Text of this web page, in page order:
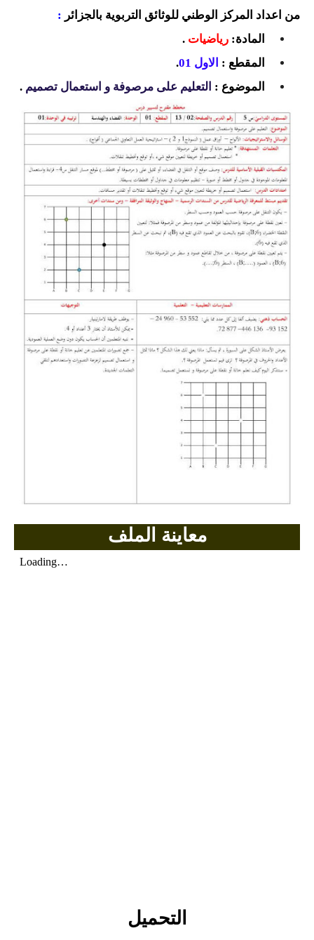
السنة الرابعة متوسط
محفظة الأستاذ
بنك مذكرات الاستاذ
بنك التوزيعات الشهرية
دفاتر استاذ التعليم الابتدائي
المسابقات المهنية
البحوث الجاهزة
بحوث اللغة العربية
بحوث الرياضيات
بحوث التاريخ و الجغرافيا
بحوث في مجالات اخرى
من اعداد المركز الوطني للوثائق التربوية بالجزائر :
المادة: رياضيات .
المقطع : الاول 01
.
الموضوع : التعليم على مرصوفة و استعمال تصميم .
معاينة الملف
التحميل